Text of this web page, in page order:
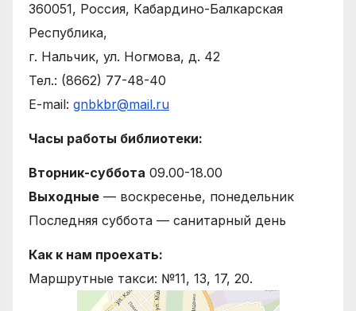
360051, Россия, Кабардино-Балкарская
Республика,
г. Нальчик, ул. Ногмова, д. 42
Тел.: (8662) 77-48-40
E-mail: gnbkbr@mail.ru
Часы работы библиотеки:
Вторник-суббота 09.00-18.00
Выходные — воскресенье, понедельник
Последняя суббота — санитарный день
Как к нам проехать:
Маршрутные такси: №11, 13, 17, 20.